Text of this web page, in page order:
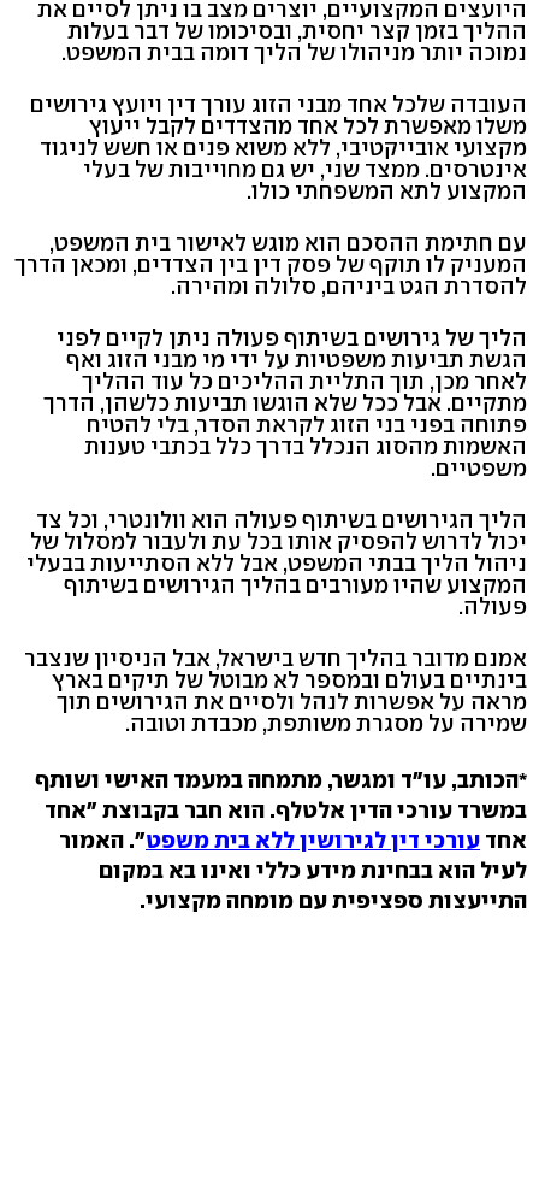
היועצים המקצועיים, יוצרים מצב בו ניתן לסיים את
ההליך בזמן קצר יחסית, ובסיכומו של דבר בעלות
נמוכה יותר מניהולו של הליך דומה בבית המשפט.
העובדה שלכל אחד מבני הזוג עורך דין ויועץ גירושים
משלו מאפשרת לכל אחד מהצדדים לקבל ייעוץ
מקצועי אובייקטיבי, ללא משוא פנים או חשש לניגוד
אינטרסים. ממצד שני, יש גם מחוייבות של בעלי
המקצוע לתא המשפחתי כולו.
עם חתימת ההסכם הוא מוגש לאישור בית המשפט,
המעניק לו תוקף של פסק דין בין הצדדים, ומכאן הדרך
להסדרת הגט ביניהם, סלולה ומהירה.
הליך של גירושים בשיתוף פעולה ניתן לקיים לפני
הגשת תביעות משפטיות על ידי מי מבני הזוג ואף
לאחר מכן, תוך התליית ההליכים כל עוד ההליך
מתקיים. אבל ככל שלא הוגשו תביעות כלשהן, הדרך
פתוחה בפני בני הזוג לקראת הסדר, בלי להטיח
האשמות מהסוג הנכלל בדרך כלל בכתבי טענות
משפטיים.
הליך הגירושים בשיתוף פעולה הוא וולונטרי, וכל צד
יכול לדרוש להפסיק אותו בכל עת ולעבור למסלול של
ניהול הליך בבתי המשפט, אבל ללא הסתייעות בבעלי
המקצוע שהיו מעורבים בהליך הגירושים בשיתוף
פעולה.
אמנם מדובר בהליך חדש בישראל, אבל הניסיון שנצבר
בינתיים בעולם ובמספר לא מבוטל של תיקים בארץ
מראה על אפשרות לנהל ולסיים את הגירושים תוך
שמירה על מסגרת משותפת, מכבדת וטובה.
*הכותב, עו"ד ומגשר, מתמחה במעמד האישי ושותף
במשרד עורכי הדין אלטלף. הוא חבר בקבוצת "אחד
אחד עורכי דין לגירושין ללא בית משפט". האמור
לעיל הוא בבחינת מידע כללי ואינו בא במקום
התייעצות ספציפית עם מומחה מקצועי.